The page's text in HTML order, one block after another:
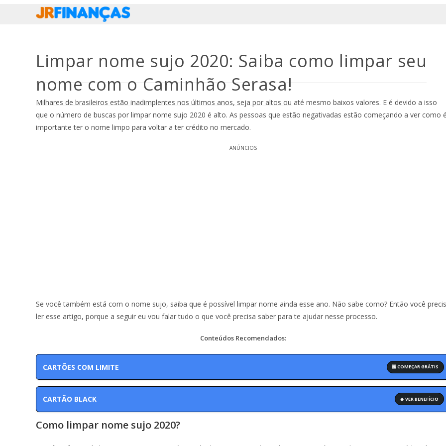
Limpar nome sujo 2020: Saiba como limpar seu
nome com o Caminhão Serasa!
Milhares de brasileiros estão inadimplentes nos últimos anos, seja por altos ou até mesmo baixos valores. E é devido a isso
que o número de buscas por limpar nome sujo 2020 é alto. As pessoas que estão negativadas estão começando a ver como
importante ter o nome limpo para voltar a ter crédito no mercado.
ANÚNCIOS
Se você também está com o nome sujo, saiba que é possível limpar nome ainda esse ano. Não sabe como? Então você
ler esse artigo, porque a seguir eu vou falar tudo o que você precisa saber para te ajudar nesse processo.
Conteúdos Recomendados:
CARTÕES COM LIMITE 🆓 COMEÇAR GRÁTIS
CARTÃO BLACK 🔥 VER BENEFÍCIO
Como limpar nome sujo 2020?